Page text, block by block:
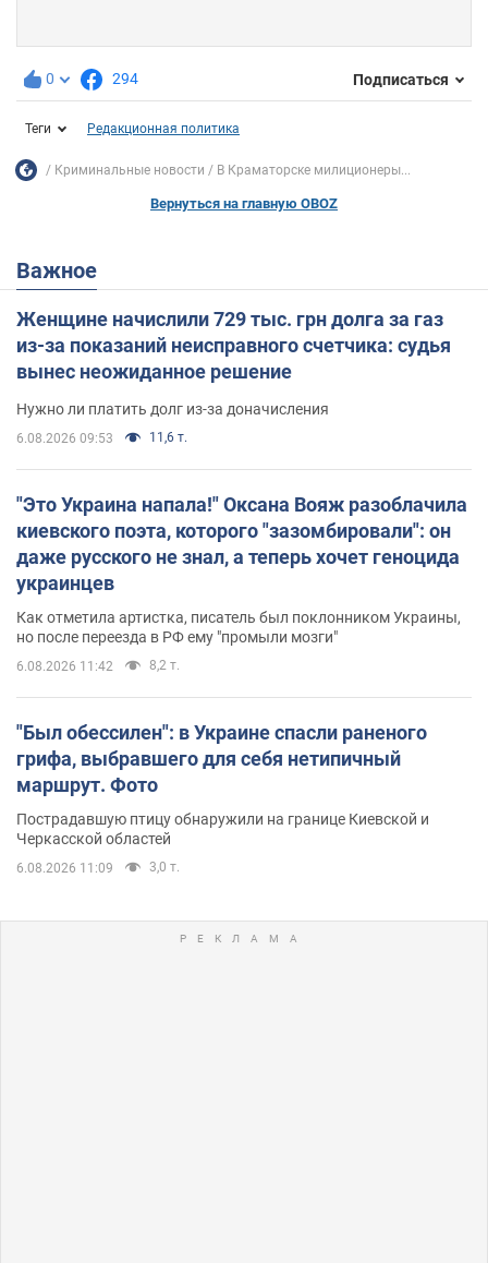
0 294 Подписаться
Теги Редакционная политика
Криминальные новости В Краматорске милиционеры...
Вернуться на главную OBOZ
Важное
Женщине начислили 729 тыс. грн долга за газ
из-за показаний неисправного счетчика: судья
вынес неожиданное решение
Нужно ли платить долг из-за доначисления
6.08.2026 09:53 11,6 т.
"Это Украина напала!" Оксана Вояж разоблачила
киевского поэта, которого "зазомбировали": он
даже русского не знал, а теперь хочет геноцида
украинцев
Как отметила артистка, писатель был поклонником Украины,
но после переезда в РФ ему "промыли мозги"
6.08.2026 11:42 8,2 т.
"Был обессилен": в Украине спасли раненого
грифа, выбравшего для себя нетипичный
маршрут. Фото
Пострадавшую птицу обнаружили на границе Киевской и
Черкасской областей
6.08.2026 11:09 3,0 т.